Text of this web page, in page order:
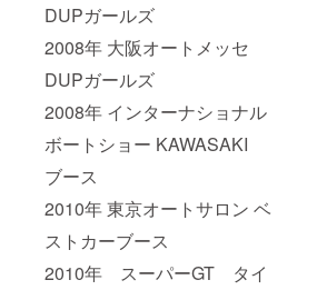
DUPガールズ
2008年 大阪オートメッセ
DUPガールズ
2008年 インターナショナル
ボートショー KAWASAKI
ブース
2010年 東京オートサロン ベ
ストカーブース
2010年 スーパーGT タイ